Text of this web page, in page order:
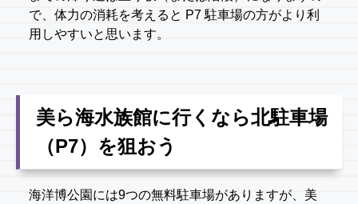
で、体力の消耗を考えると P7 駐車場の方がより利
用しやすいと思います。
美ら海水族館に行くなら北駐車場
（P7）を狙おう
海洋博公園には9つの無料駐車場がありますが、美